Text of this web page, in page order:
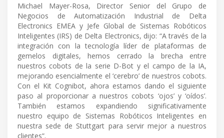
Michael Mayer-Rosa, Director Senior del Grupo de
Negocios de Automatización Industrial de Delta
Electronics EMEA y Jefe Global de Sistemas Robóticos
Inteligentes (IRS) de Delta Electronics, dijo: “A través de la
integración con la tecnología líder de plataformas de
gemelos digitales, hemos cerrado la brecha entre
nuestros cobots de la serie D-Bot y el campo de la IA,
mejorando esencialmente el ‘cerebro’ de nuestros cobots.
Con el Kit Cognibot, ahora estamos dando el siguiente
paso al proporcionar a nuestros cobots ‘ojos’ y ‘oídos’.
También estamos expandiendo significativamente
nuestro equipo de Sistemas Robóticos Inteligentes en
nuestra sede de Stuttgart para servir mejor a nuestros
clientes”.